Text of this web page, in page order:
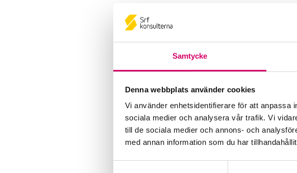
Samtycke
Denna webbplats använder cookies
Vi använder enhetsidentifierare för att anpassa
sociala medier och analysera vår trafik. Vi
till de sociala medier och annons- och
med annan information som du har